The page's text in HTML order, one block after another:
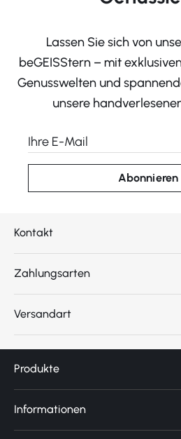
Lassen Sie sich von
beGEISStern – mit
Genusswelten und
unsere
Abonnieren
Kontakt
Zahlungsarten
Versandart
Produkte
Informationen